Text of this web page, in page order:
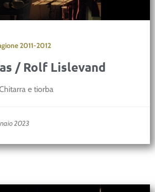
2011-2012
/ Rolf Lislevand
e tiorba
2023